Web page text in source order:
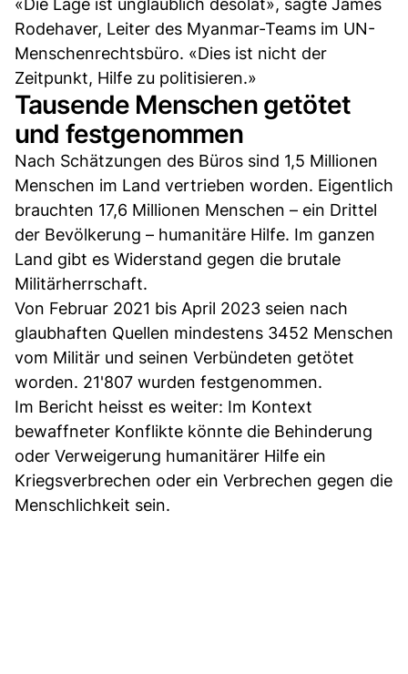
«Die Lage ist unglaublich desolat», sagte James
Rodehaver, Leiter des Myanmar-Teams im UN-
Menschenrechtsbüro. «Dies ist nicht der
Zeitpunkt, Hilfe zu politisieren.»
Tausende Menschen getötet
und festgenommen
Nach Schätzungen des Büros sind 1,5 Millionen
Menschen im Land vertrieben worden. Eigentlich
brauchten 17,6 Millionen Menschen – ein Drittel
der Bevölkerung – humanitäre Hilfe. Im ganzen
Land gibt es Widerstand gegen die brutale
Militärherrschaft.
Von Februar 2021 bis April 2023 seien nach
glaubhaften Quellen mindestens 3452 Menschen
vom Militär und seinen Verbündeten getötet
worden. 21'807 wurden festgenommen.
Im Bericht heisst es weiter: Im Kontext
bewaffneter Konflikte könnte die Behinderung
oder Verweigerung humanitärer Hilfe ein
Kriegsverbrechen oder ein Verbrechen gegen die
Menschlichkeit sein.